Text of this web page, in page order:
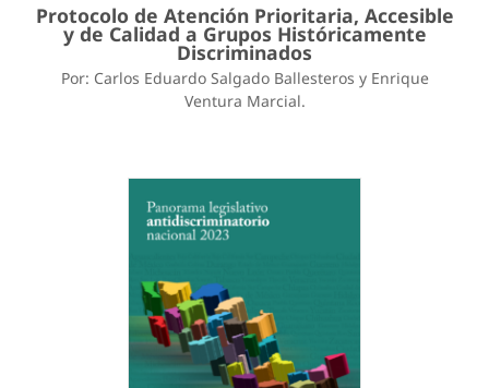
Protocolo de Atención Prioritaria, Accesible
y de Calidad a Grupos Históricamente
Discriminados
Por: Carlos Eduardo Salgado Ballesteros y Enrique
Ventura Marcial.